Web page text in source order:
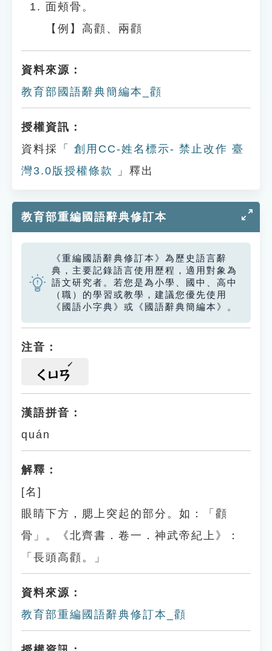
面頰骨。
【例】高顴、兩顴
資料來源：
教育部國語辭典簡編本_顴
授權資訊：
資料採「
創用CC-姓名標示- 禁止改作 臺
灣3.0版授權條款
」釋出
教育部重編國語辭典修訂本
《重編國語辭典修訂本》為歷史語言辭
典，主要記錄語言使用歷程，適用對象為
語文研究者。若您是為小學、國中、高中
（職）的學習或教學，建議您優先使用
《國語小字典》或《國語辭典簡編本》。
注音：
ㄑㄩㄢ
漢語拼音：
quán
解釋：
[名]
眼睛下方，腮上突起的部分。如：「顴
骨」。《北齊書．卷一．神武帝紀上》：
「長頭高顴。」
資料來源：
教育部重編國語辭典修訂本_顴